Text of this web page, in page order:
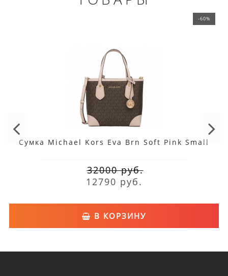
-60%
Сумка Michael Kors Eva Brn Soft Pink Small
32000 руб.
12790 руб.
В КОРЗИНУ